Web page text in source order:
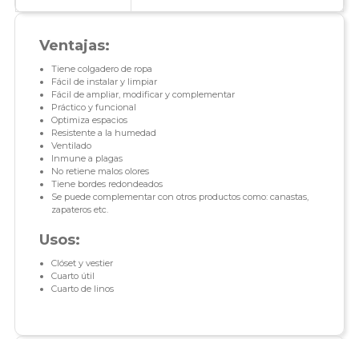
Ventajas:
Tiene colgadero de ropa
Fácil de instalar y limpiar
Fácil de ampliar, modificar y complementar
Práctico y funcional
Optimiza espacios
Resistente a la humedad
Ventilado
Inmune a plagas
No retiene malos olores
Tiene bordes redondeados
Se puede complementar con otros productos como: canastas,
zapateros etc.
Usos:
Clóset y vestier
Cuarto útil
Cuarto de linos